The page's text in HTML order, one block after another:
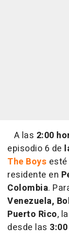
A las 2:00
episodio 6 de
The Boys
residente en
Colombia.
Venezuela,
Puerto Rico,
desde las